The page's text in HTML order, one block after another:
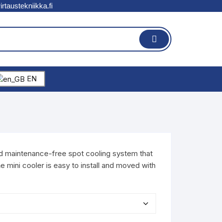
EN
maintenance-free spot cooling system that
mini cooler is easy to install and moved with